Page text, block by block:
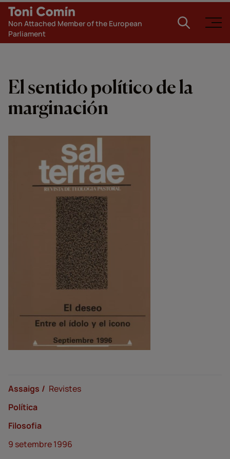
Non Attached Member of the European
Parliament
El sentido político de la
marginación
Assaigs
Revistes
Política
Filosofia
9 setembre 1996